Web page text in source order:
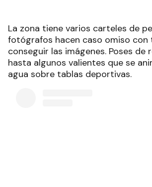
La zona tiene varios carteles de
fotógrafos hacen caso omiso con
conseguir las imágenes. Poses de
hasta algunos valientes que se
agua sobre tablas deportivas.